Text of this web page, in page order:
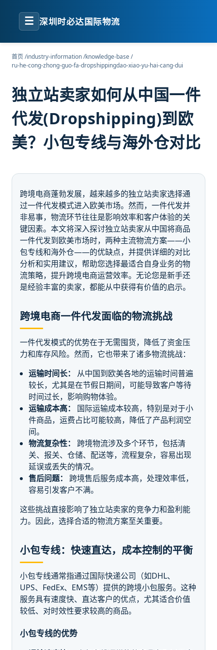
☰ 深圳时必达国际物流
首页/industry-information/knowledge-base/
ru-he-cong-zhong-guo-fa-dropshippingdao-xiao-yu-hai-cang-dui
独立站卖家如何从中国一件
代发(Dropshipping)到欧
美？小包专线与海外仓对比
跨境电商蓬勃发展，越来越多的独立站卖家选择通
过一件代发模式进入欧美市场。然而，一件代发并
非易事，物流环节往往是影响效率和客户体验的关
键因素。本文将深入探讨独立站卖家从中国将商品
一件代发到欧美市场时，两种主流物流方案——小
包专线和海外仓——的优缺点，并提供详细的对比
分析和实用建议，帮助您选择最适合自身业务的物
流策略，提升跨境电商运营效率。无论您是新手还
是经验丰富的卖家，都能从中获得有价值的启示。
跨境电商一件代发面临的物流挑战
一件代发模式的优势在于无需囤货，降低了资金压
力和库存风险。然而，它也带来了诸多物流挑战：
运输时间长：
从中国到欧美各地的运输时间普遍
较长，尤其是在节假日期间，可能导致客户等待
时间过长，影响购物体验。
运输成本高：
国际运输成本较高，特别是对于小
件商品，运费占比可能较高，降低了产品利润空
间。
物流复杂性：
跨境物流涉及多个环节，包括清
关、报关、仓储、配送等，流程复杂，容易出现
延误或丢失的情况。
售后问题：
跨境售后服务成本高，处理效率低，
容易引发客户不满。
这些挑战直接影响了独立站卖家的竞争力和盈利能
力。因此，选择合适的物流方案至关重要。
小包专线：快速直达，成本控制的平衡
小包专线通常指通过国际快递公司（如DHL、
UPS、FedEx、EMS等）提供的跨境小包服务。这种
服务具有速度快、直达客户的优点，尤其适合价值
较低、对时效性要求较高的商品。
小包专线的优势